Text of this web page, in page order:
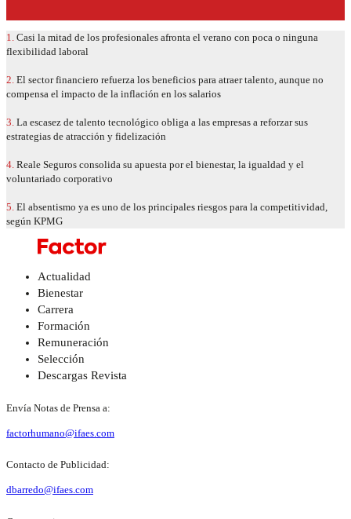
1. Casi la mitad de los profesionales afronta el verano con poca o ninguna
flexibilidad laboral
2. El sector financiero refuerza los beneficios para atraer talento, aunque no
compensa el impacto de la inflación en los salarios
3. La escasez de talento tecnológico obliga a las empresas a reforzar sus
estrategias de atracción y fidelización
4. Reale Seguros consolida su apuesta por el bienestar, la igualdad y el
voluntariado corporativo
5. El absentismo ya es uno de los principales riesgos para la competitividad,
según KPMG
Actualidad
Bienestar
Carrera
Formación
Remuneración
Selección
Descargas Revista
Envía Notas de Prensa a:
factorhumano@ifaes.com
Contacto de Publicidad:
dbarredo@ifaes.com